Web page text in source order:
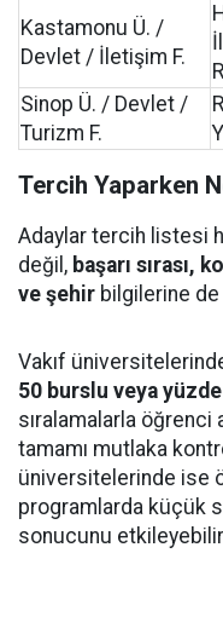
Kastamonu Ü. /
Devlet / İletişim F.
Sinop Ü. / Devlet /
Turizm F.
Tercih Yaparken
Adaylar tercih listesi
değil, başarı sırası,
ve şehir bilgilerine
Vakıf
50 burslu veya
sıralamalarla öğrenci
tamamı mutlaka
üniversitelerinde ise
programlarda küçük
sonucunu